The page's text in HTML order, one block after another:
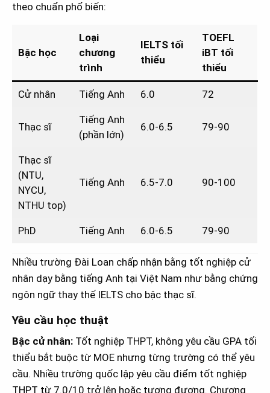
theo chuẩn phổ biến:
Bậc học
Loại
chương
trình
IELTS tối
thiểu
TOEFL
iBT tối
thiểu
Cử nhân Tiếng Anh 6.0 72
Thạc sĩ
Tiếng Anh
(phần lớn)
6.0-6.5 79-90
Thạc sĩ
(NTU,
NYCU,
NTHU top)
Tiếng Anh 6.5-7.0 90-100
PhD Tiếng Anh 6.0-6.5 79-90
Nhiều trường Đài Loan chấp nhận bằng tốt nghiệp cử
nhân dạy bằng tiếng Anh tại Việt Nam như bằng chứng
ngôn ngữ thay thế IELTS cho bậc thạc sĩ.
Yêu cầu học thuật
Bậc cử nhân: Tốt nghiệp THPT, không yêu cầu GPA tối
thiểu bắt buộc từ MOE nhưng từng trường có thể yêu
cầu. Nhiều trường quốc lập yêu cầu điểm tốt nghiệp
THPT từ 7.0/10 trở lên hoặc tương đương. Chương